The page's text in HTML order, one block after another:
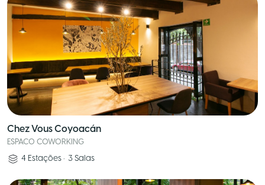
Chez Vous Coyoacán
ESPACO COWORKING
4 Estações • 3 Salas